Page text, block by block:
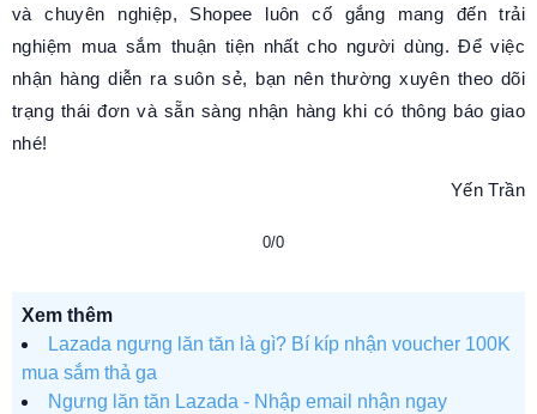
và chuyên nghiệp, Shopee luôn cố gắng mang đến trải
nghiệm mua sắm thuận tiện nhất cho người dùng. Để việc
nhận hàng diễn ra suôn sẻ, bạn nên thường xuyên theo dõi
trạng thái đơn và sẵn sàng nhận hàng khi có thông báo giao
nhé!
Yến Trần
0/0
Xem thêm
Lazada ngưng lăn tăn là gì? Bí kíp nhận voucher 100K
mua sắm thả ga
Ngưng lăn tăn Lazada - Nhập email nhận ngay